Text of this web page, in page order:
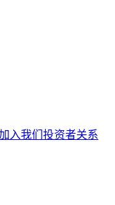
入我们 投资者关系